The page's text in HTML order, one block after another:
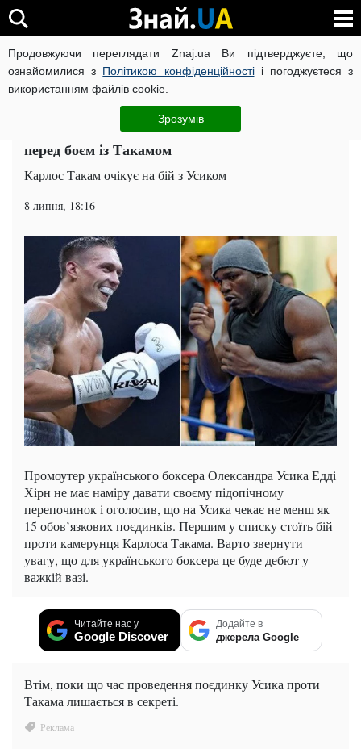
Продовжуючи переглядати Znaj.ua Ви підтверджуєте, що
ознайомилися з Політикою конфіденційностіі погоджуєтеся з
використанням файлів cookie.
Зрозумів
ВІЙНА РОСІЇ ПРОТИ УКРАЇНИ КОРОНАВІРУС В УКРАЇНІ
ЧИТАТЬ НА РУССКОМ
15 разів поспіль: Усику пообіцяли нечуване
перед боєм із Такамом
Карлос Такам очікує на бій з Усиком
8 липня, 18:16
Промоутер українського боксера Олександра Усика Едді
Хірн не має наміру давати своєму підопічному
перепочинок і оголосив, що на Усика чекає не менш як
15 обов’язкових поєдинків. Першим у списку стоїть бій
проти камерунця Карлоса Такама. Варто звернути
увагу, що для українського боксера це буде дебют у
важкій вазі.
Читайте нас у
Google Discover
Додайте в
джерела Google
Втім, поки що час проведення поєдинку Усика проти
Такама лишається в секреті.